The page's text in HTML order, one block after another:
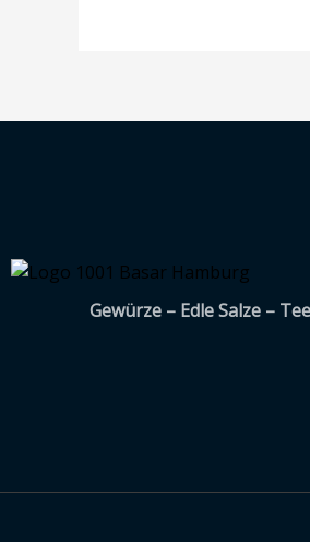
Gewürze – Edle Salze –